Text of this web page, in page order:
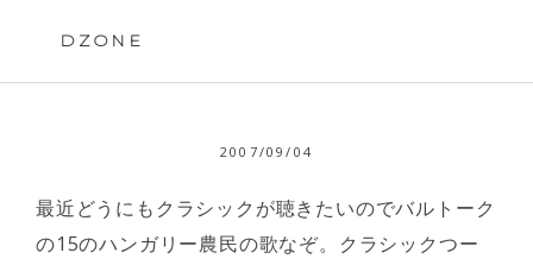
DZONE
2007/09/04
最近どうにもクラシックが聴きたいのでバルトーク
の15のハンガリー農民の歌なぞ。クラシックつー